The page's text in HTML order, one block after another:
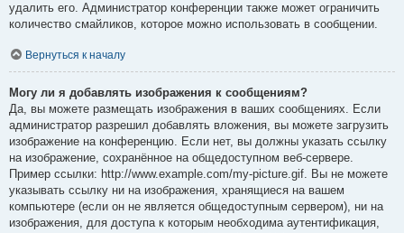
удалить его. Администратор конференции также может ограничить
количество смайликов, которое можно использовать в сообщении.
Вернуться к началу
Могу ли я добавлять изображения к сообщениям?
Да, вы можете размещать изображения в ваших сообщениях. Если
администратор разрешил добавлять вложения, вы можете загрузить
изображение на конференцию. Если нет, вы должны указать ссылку
на изображение, сохранённое на общедоступном веб-сервере.
Пример ссылки: http://www.example.com/my-picture.gif. Вы не можете
указывать ссылку ни на изображения, хранящиеся на вашем
компьютере (если он не является общедоступным сервером), ни на
изображения, для доступа к которым необходима аутентификация,